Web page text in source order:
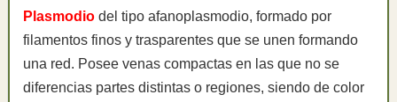
Plasmodio del tipo afanoplasmodio, formado por
filamentos finos y trasparentes que se unen formando
una red. Posee venas compactas en las que no se
diferencias partes distintas o regiones, siendo de color